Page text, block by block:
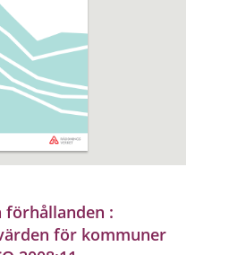
förhållanden :
för kommuner